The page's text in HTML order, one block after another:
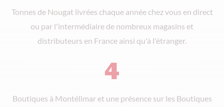
Tonnes de Nougat livrées chaque année chez vous en direct
ou par l'intermédiaire de nombreux magasins et
distributeurs en France ainsi qu'à l'étranger.
4
Boutiques à Montélimar et une présence sur les Boutiques